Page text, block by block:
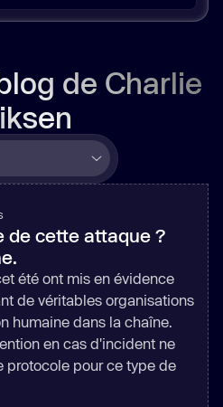
de Charlie
de cette attaque ?
été ont mis en évidence
de véritables organisations
humaine dans la chaîne.
en cas d'incident ne
protocole pour ce type de